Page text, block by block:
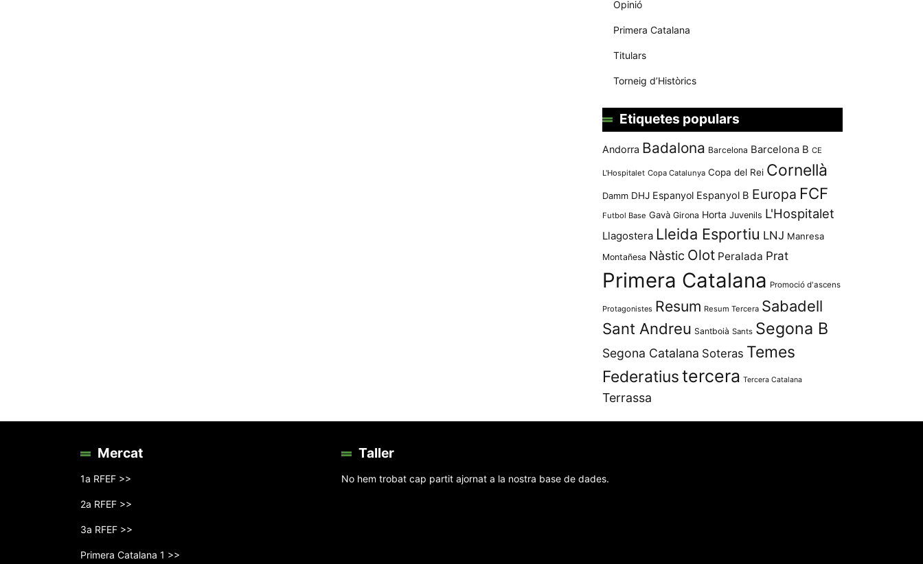
Opinió
Primera Catalana
Titulars
Torneig d’Històrics
Etiquetes populars
Andorra Badalona Barcelona Barcelona B CE
L'Hospitalet Copa Catalunya Copa del Rei Cornellà
Damm DHJ Espanyol Espanyol B Europa FCF
Futbol Base Gavà Girona Horta Juvenils L'Hospitalet
Llagostera Lleida Esportiu LNJ Manresa
Montañesa Nàstic Olot Peralada Prat
Primera Catalana Promoció d'ascens
Protagonistes Resum Resum Tercera Sabadell
Sant Andreu Santboià Sants Segona B
Segona Catalana Soteras Temes
Federatiustercera Tercera Catalana
Terrassa
Mercat
1a RFEF >>
2a RFEF >>
3a RFEF >>
Primera Catalana 1 >>
Taller
No hem trobat cap partit ajornat a la nostra base de dades.